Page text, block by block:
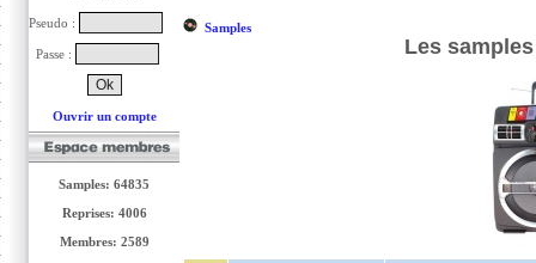
Pseudo :
Passe :
Ouvrir un compte
Samples: 64835
Reprises: 4006
Membres: 2589
Samples
Les